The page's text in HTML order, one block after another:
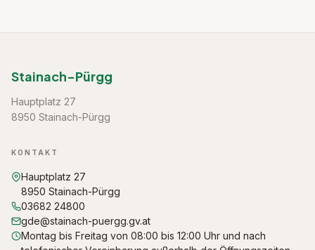
Stainach-Pürgg
Hauptplatz 27
8950 Stainach-Pürgg
KONTAKT
Hauptplatz 27
8950 Stainach-Pürgg
03682 24800
gde@stainach-puergg.gv.at
Montag bis Freitag von 08:00 bis 12:00 Uhr und nach